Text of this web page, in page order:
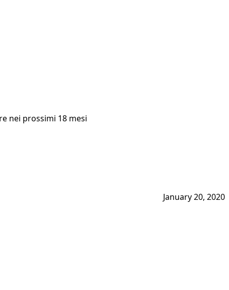
nei prossimi 18 mesi
January 20, 2020